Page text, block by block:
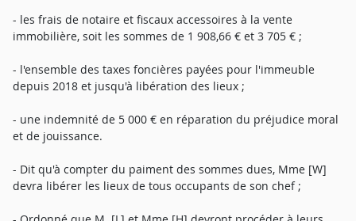
- les frais de notaire et fiscaux accessoires à la vente
immobilière, soit les sommes de 1 908,66 € et 3 705 € ;
- l'ensemble des taxes foncières payées pour l'immeuble
depuis 2018 et jusqu'à libération des lieux ;
- une indemnité de 5 000 € en réparation du préjudice moral
et de jouissance.
- Dit qu'à compter du paiment des sommes dues, Mme [W]
devra libérer les lieux de tous occupants de son chef ;